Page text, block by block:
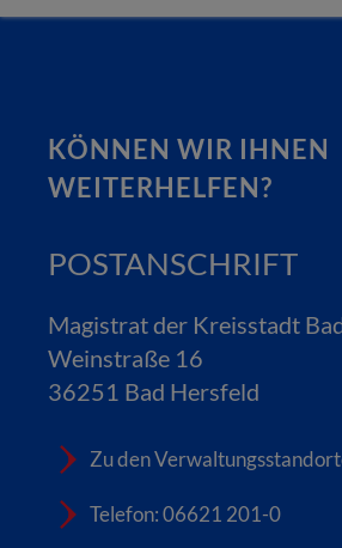
KÖNNEN WIR IHNEN
WEITERHELFEN?
POSTANSCHRIFT
Magistrat der Kreisstadt
Weinstraße 16
36251 Bad Hersfeld
Zu den
Telefon: 06621 201-0